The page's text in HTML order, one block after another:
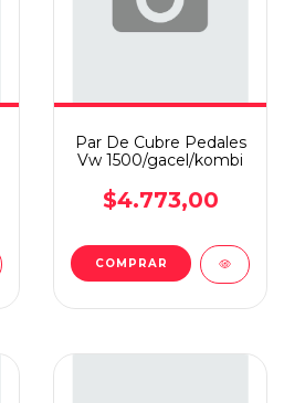
Par De Cubre Pedales
Vw 1500/gacel/kombi
$4.773,00